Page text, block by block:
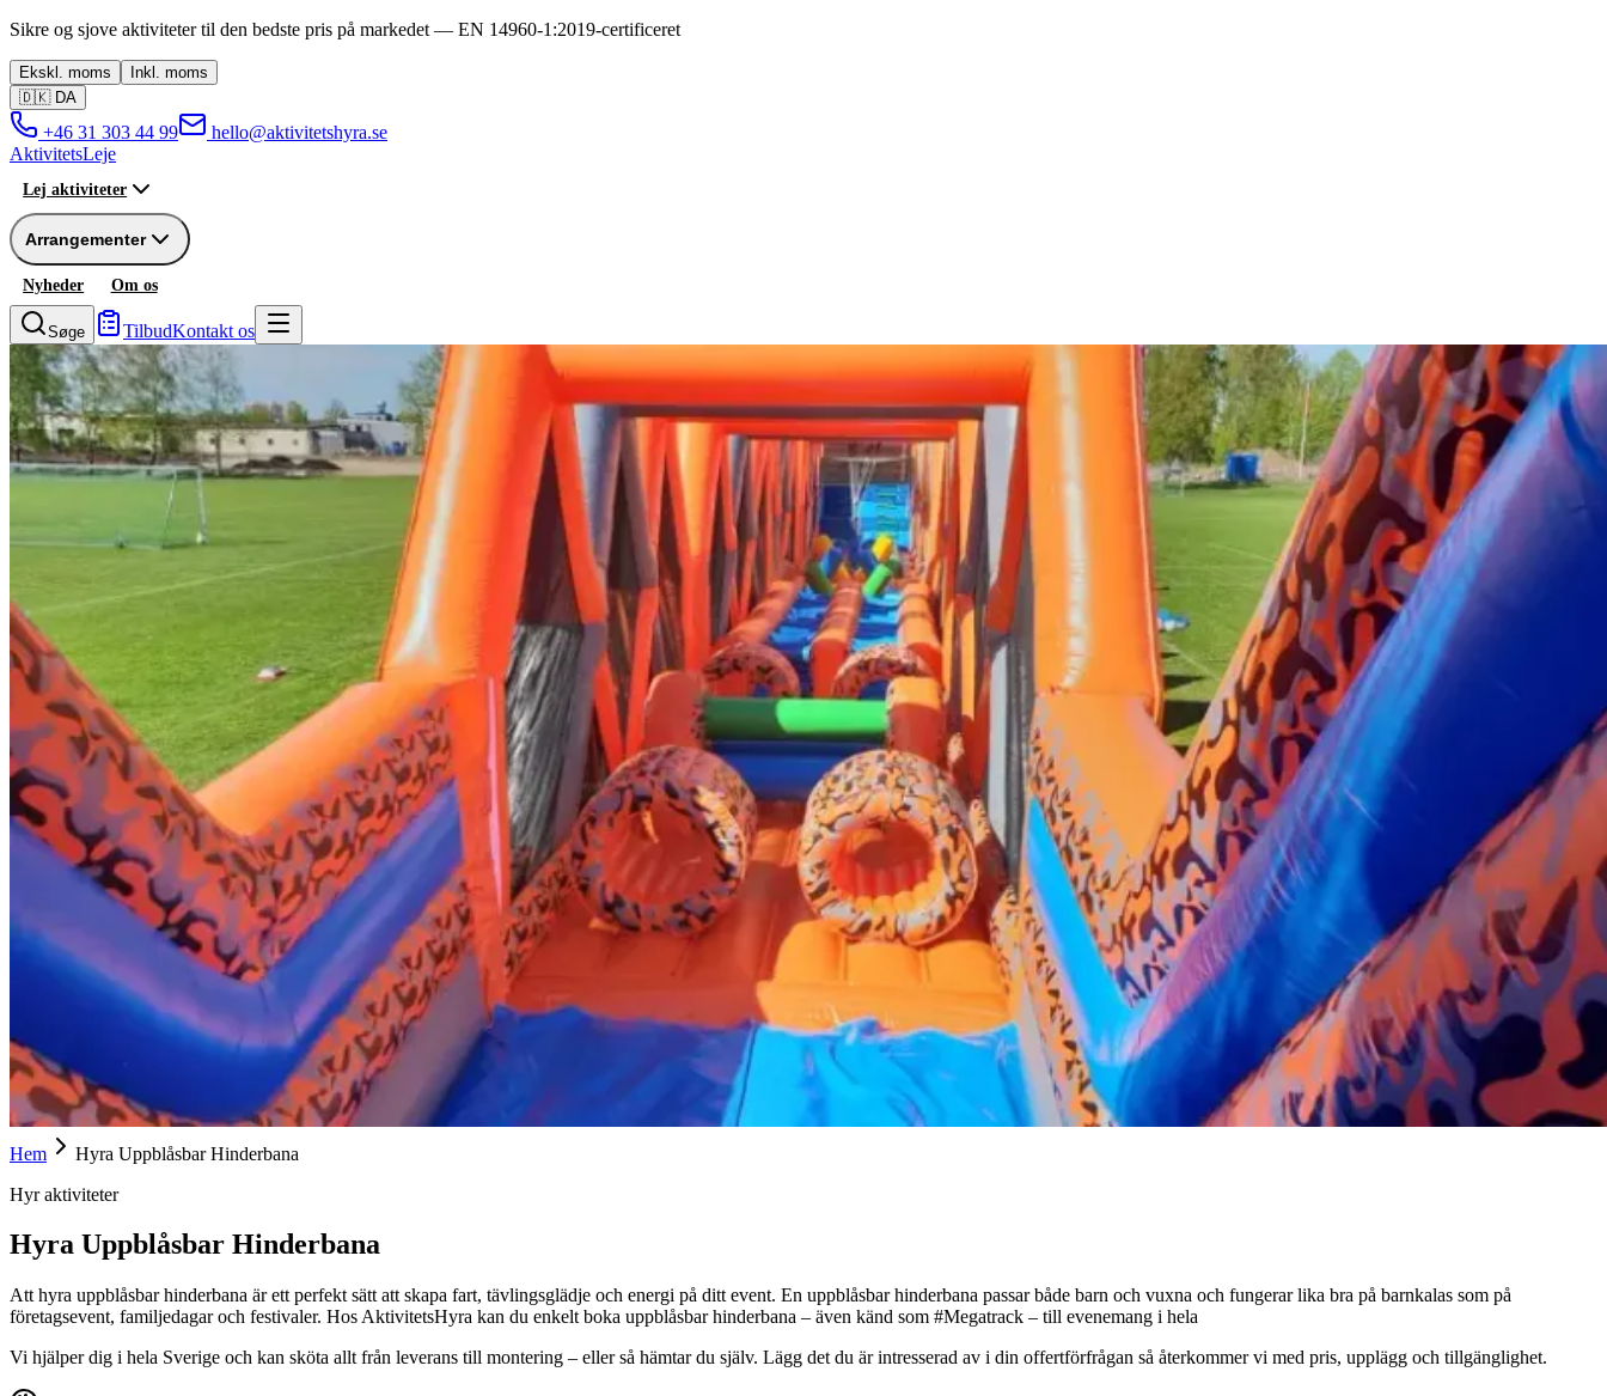
Sikre og sjove aktiviteter til den bedste pris på markedet — EN 14960-1:2019-certificeret
Ekskl. moms Inkl. moms
🇩🇰 DA
+46 31 303 44 99
hello@aktivitetshyra.se
AktivitetsLeje
Lej aktiviteter
Arrangementer
Nyheder Om os
Søge TilbudKontakt os
Hem
Hyra Uppblåsbar Hinderbana
Hyr aktiviteter
Hyra Uppblåsbar Hinderbana
Att hyra uppblåsbar hinderbana är ett perfekt sätt att skapa fart, tävlingsglädje och energi på ditt event. En uppblåsbar hinderbana passar både barn och vuxna och fungerar lika bra på barnkalas som på
företagsevent, familjedagar och festivaler. Hos AktivitetsHyra kan du enkelt boka uppblåsbar hinderbana – även känd som #Megatrack – till evenemang i hela
Vi hjälper dig i hela Sverige och kan sköta allt från leverans till montering – eller så hämtar du själv. Lägg det du är intresserad av i din offertförfrågan så återkommer vi med pris, upplägg och tillgänglighet.